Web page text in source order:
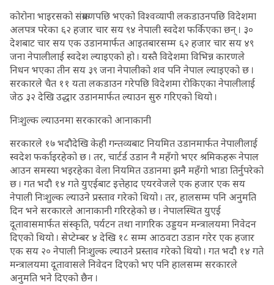
कोरोना भाइरसको संक्रमणपछि भएको विश्वव्यापी लकडाउनपछि विदेशमा
अलपत्र परेका ६२ हजार चार सय ९४ नेपाली स्वदेश फर्किएका छन् । ३०
देशबाट चार सय एक उडानमार्फत आइतबारसम्म ६२ हजार चार सय ४९
जना नेपालीलाई स्वदेश ल्याइएको हो । यस्तै विदेशमा विभिन्न कारणले
निधन भएका तीन सय ३९ जना नेपालीको शव पनि नेपाल ल्याइएको छ ।
सरकारले चैत ११ यता लकडाउन गरेपछि विदेशमा रोकिएका नेपालीलाई
जेठ ३२ देखि उद्धार उडानमार्फत ल्याउन सुरु गरिएको थियो ।
निःशुल्क ल्याउनमा सरकारको आनाकानी
सरकारले १७ भदौदेखि केही गन्तव्यबाट नियमित उडानमार्फत नेपालीलाई
स्वदेश फर्काइरहेको छ । तर, चार्टर्ड उडान नै महँगो भएर श्रमिकहरू नेपाल
आउन समस्या भइरहेका वेला नियमित उडानमा झनै महँगो भाडा तिर्नुपरेको
छ । गत भदौ १४ गते युएईबाट इत्तेहाद एयरवेजले एक हजार एक सय
नेपाली निःशुल्क ल्याउने प्रस्ताव गरेको थियो । तर, हालसम्म पनि अनुमति
दिन भने सरकारले आनाकानी गरिरहेको छ । नेपालस्थित युएई
दूतावासमार्फत संस्कृति, पर्यटन तथा नागरिक उड्डयन मन्त्रालयमा निवेदन
दिएको थियो । सेप्टेम्बर ४ देखि १८ सम्म आठवटा उडान गरेर एक हजार
एक सय २० नेपाली निःशुल्क ल्याउने प्रस्ताव गरेको थियो । गत भदौ १४ गते
मन्त्रालयमा दूतावासले निवेदन दिएको भए पनि हालसम्म सरकारले
अनुमति भने दिएको छैन ।